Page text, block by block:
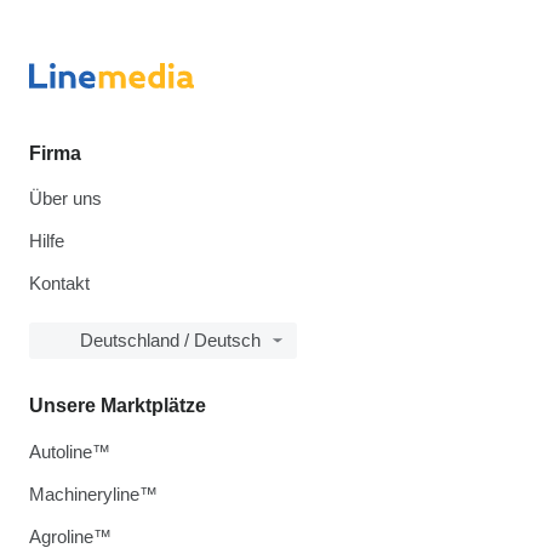
Firma
Über uns
Hilfe
Kontakt
Deutschland / Deutsch
Unsere Marktplätze
Autoline™
Machineryline™
Agroline™